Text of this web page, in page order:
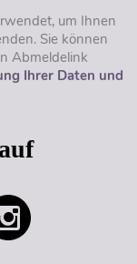
um Ihnen
Sie können
Abmeldelink
Ihrer Daten und